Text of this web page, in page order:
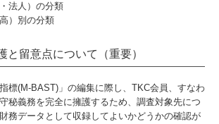
法人）の分類
）別の分類
留意点について（重要）
標(M-BAST)」の編集に際し、TKC会員、すなわ
秘義務を完全に擁護するため、調査対象先につ
務データとして収録してよいかどうかの確認が